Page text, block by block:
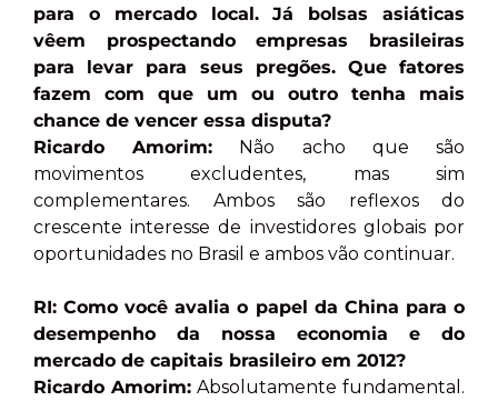
para o mercado local. Já bolsas asiáticas
vêem prospectando empresas brasileiras
para levar para seus pregões. Que fatores
fazem com que um ou outro tenha mais
chance de vencer essa disputa?
Ricardo Amorim: Não acho que são
movimentos excludentes, mas sim
complementares. Ambos são reflexos do
crescente interesse de investidores globais por
oportunidades no Brasil e ambos vão continuar.
RI: Como você avalia o papel da China para o
desempenho da nossa economia e do
mercado de capitais brasileiro em 2012?
Ricardo Amorim:Absolutamente fundamental.